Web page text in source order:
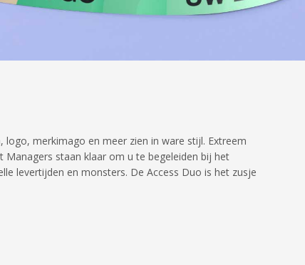
merkimago en meer zien in ware stijl. Extreem
staan klaar om u te begeleiden bij het
levertijden en monsters. De Access Duo is het zusje